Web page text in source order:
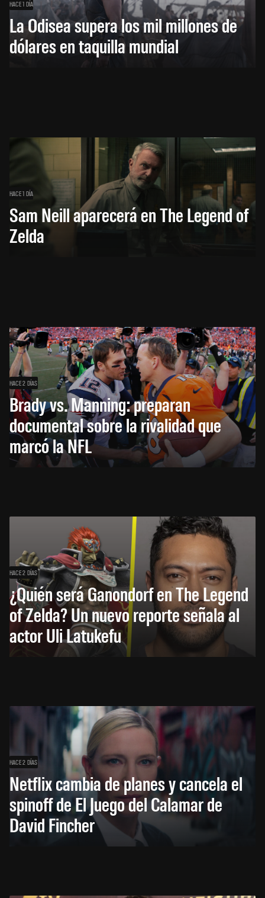
HACE 1 DÍA
La Odisea supera los mil millones de
dólares en taquilla mundial
HACE 1 DÍA
Sam Neill aparecerá en The Legend of
Zelda
HACE 2 DÍAS
Brady vs. Manning: preparan
documental sobre la rivalidad que
marcó la NFL
HACE 2 DÍAS
¿Quién será Ganondorf en The Legend
of Zelda? Un nuevo reporte señala al
actor Uli Latukefu
HACE 2 DÍAS
Netflix cambia de planes y cancela el
spinoff de El Juego del Calamar de
David Fincher